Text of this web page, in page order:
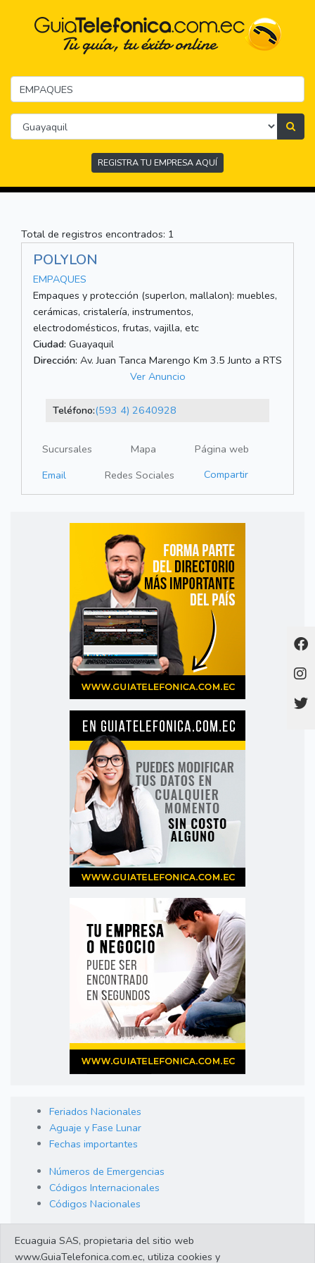
REGISTRA TU EMPRESA AQUÍ
Total de registros encontrados: 1
POLYLON
EMPAQUES
Empaques y protección (superlon, mallalon): muebles,
cerámicas, cristalería, instrumentos,
electrodomésticos, frutas, vajilla, etc
Ciudad: Guayaquil
Dirección: Av. Juan Tanca Marengo Km 3.5 Junto a RTS
Ver Anuncio
Teléfono:(593 4) 2640928
Sucursales Mapa
Página web
Email
Redes Sociales Compartir
Feriados Nacionales
Aguaje y Fase Lunar
Fechas importantes
Números de Emergencias
Códigos Internacionales
Códigos Nacionales
Cambio de Divisas
Ecuaguia SAS, propietaria del sitio web
www.GuiaTelefonica.com.ec, utiliza cookies y